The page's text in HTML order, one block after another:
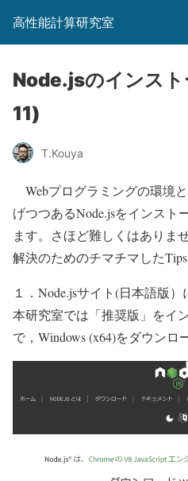
高性能計算研究室
Node.jsのインス
11)
T.Kouya
Webプログラミングの環境
げつつあるNode.jsをインスト
ます。さほど難しくはありま
解決のためのチマチマした
１．Node.jsサイト(日本語版
本研究室では「推奨版」をイ
で，Windows (x64)をダウンロ